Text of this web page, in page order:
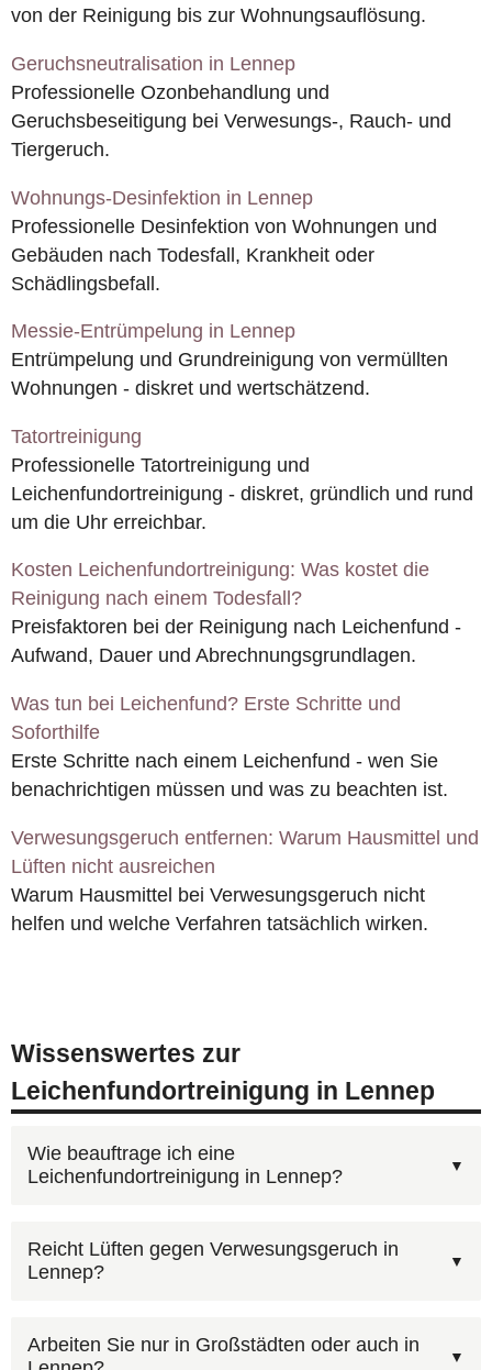
von der Reinigung bis zur Wohnungsauflösung.
Geruchsneutralisation in Lennep
Professionelle Ozonbehandlung und
Geruchsbeseitigung bei Verwesungs-, Rauch- und
Tiergeruch.
Wohnungs-Desinfektion in Lennep
Professionelle Desinfektion von Wohnungen und
Gebäuden nach Todesfall, Krankheit oder
Schädlingsbefall.
Messie-Entrümpelung in Lennep
Entrümpelung und Grundreinigung von vermüllten
Wohnungen - diskret und wertschätzend.
Tatortreinigung
Professionelle Tatortreinigung und
Leichenfundortreinigung - diskret, gründlich und rund
um die Uhr erreichbar.
Kosten Leichenfundortreinigung: Was kostet die
Reinigung nach einem Todesfall?
Preisfaktoren bei der Reinigung nach Leichenfund -
Aufwand, Dauer und Abrechnungsgrundlagen.
Was tun bei Leichenfund? Erste Schritte und
Soforthilfe
Erste Schritte nach einem Leichenfund - wen Sie
benachrichtigen müssen und was zu beachten ist.
Verwesungsgeruch entfernen: Warum Hausmittel und
Lüften nicht ausreichen
Warum Hausmittel bei Verwesungsgeruch nicht
helfen und welche Verfahren tatsächlich wirken.
Wissenswertes zur
Leichenfundortreinigung in Lennep
Wie beauftrage ich eine
Leichenfundortreinigung in Lennep?
Am schnellsten geht es telefonisch:
0800 6003005
und organisieren den Einsatz in Lennep. Bei
Reicht Lüften gegen Verwesungsgeruch in
Lennep?
Ja, mit professionellen Methoden kann
Arbeiten Sie nur in Großstädten oder auch in